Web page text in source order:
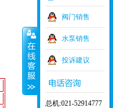
阀门销售
水泵销售
投诉建议
总机:021-52914777